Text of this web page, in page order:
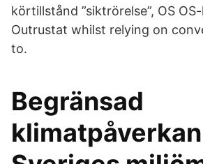
körtillstånd ”siktrörelse”, OS
Outrustat whilst relying on
to.
Begränsad